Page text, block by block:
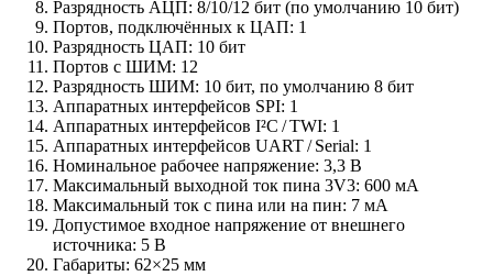
Разрядность АЦП: 8/10/12 бит (по умолчанию 10 бит)
Портов, подключённых к ЦАП: 1
Разрядность ЦАП: 10 бит
Портов с ШИМ: 12
Разрядность ШИМ: 10 бит, по умолчанию 8 бит
Аппаратных интерфейсов SPI: 1
Аппаратных интерфейсов I²C / TWI: 1
Аппаратных интерфейсов UART / Serial: 1
Номинальное рабочее напряжение: 3,3 В
Максимальный выходной ток пина 3V3: 600 мA
Максимальный ток с пина или на пин: 7 мА
Допустимое входное напряжение от внешнего
источника: 5 В
Габариты: 62×25 мм